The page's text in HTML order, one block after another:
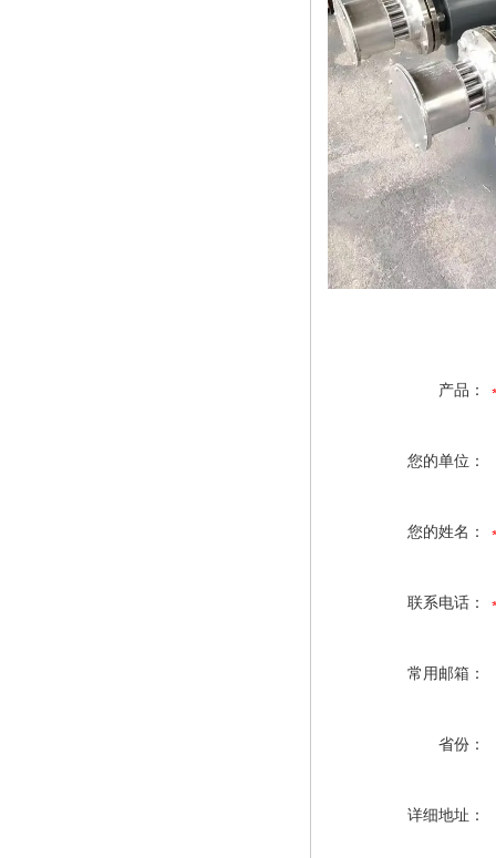
产品：
您的单位：
您的姓名：
联系电话：
常用邮箱：
省份：
详细地址：